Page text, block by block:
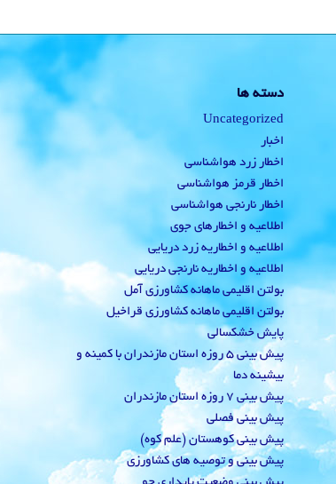
دسته ها
Uncategorized
اخبار
اخطار زرد هواشناسی
اخطار قرمز هواشناسی
اخطار نارنجی هواشناسی
اطلاعیه و اخطارهای جوی
اطلاعیه و اخطاریه زرد دریایی
اطلاعیه و اخطاریه نارنجی دریایی
بولتن اقلیمی ماهانه کشاورزی آمل
بولتن اقلیمی ماهانه کشاورزی قراخیل
پایش خشکسالی
پیش بینی 5 روزه استان مازندران با کمینه و
بیشینه دما
پیش بینی 7 روزه استان مازندران
پیش بینی فصلی
پیش بینی کوهستان (علم کوه)
پیش بینی و توصیه های کشاورزی